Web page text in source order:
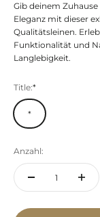
Gib deinem
Eleganz mit dieser
Qualitätsleinen.
Funktionalität und
Langlebigkeit.
Title:*
*
Anzahl: